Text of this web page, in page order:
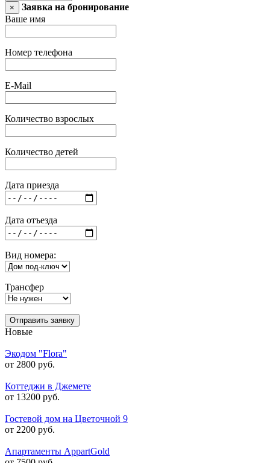
×
Заявка на бронирование
Ваше имя
Номер телефона
E-Mail
Количество взрослых
Количество детей
Дата приезда
Дата отъезда
Вид номера:
Трансфер
Отправить заявку
Новые
Экодом "Flora"
от 2800 руб.
Коттеджи в Джемете
от 13200 руб.
Гостевой дом на Цветочной 9
от 2200 руб.
Апартаменты AppartGold